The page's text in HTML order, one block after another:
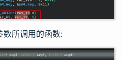
数所调用的函数: